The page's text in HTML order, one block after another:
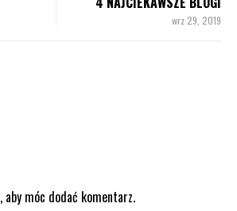
wrz 29, 2019
, aby móc dodać komentarz.